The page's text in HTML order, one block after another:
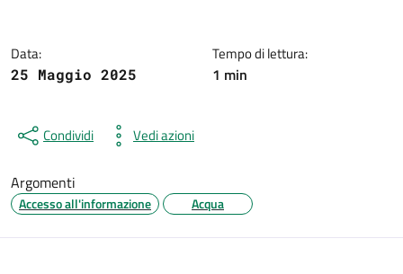
Data:
25 Maggio 2025
Tempo di lettura:
1 min
Condividi Vedi azioni
Argomenti
Accesso all'informazione Acqua